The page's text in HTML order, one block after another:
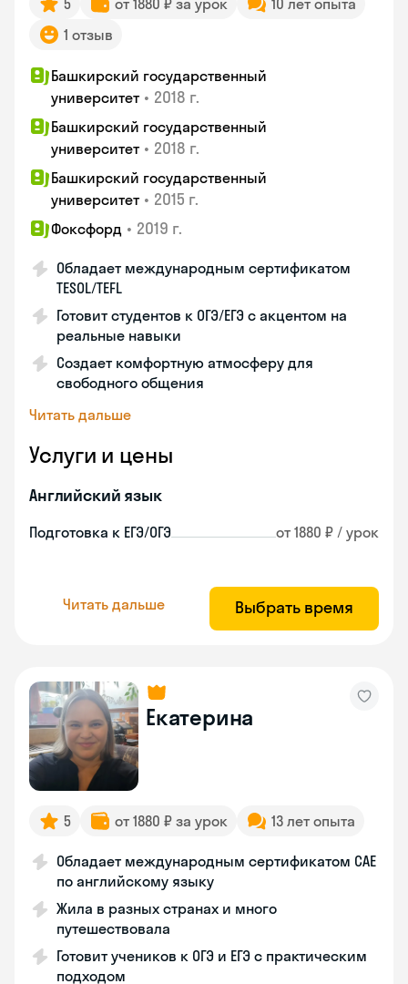
5 от 1880 ₽ за урок
10 лет опыта
1 отзыв
Башкирский государственный
университет • 2018 г.
Башкирский государственный
университет • 2018 г.
Башкирский государственный
университет • 2015 г.
Фоксфорд • 2019 г.
Обладает международным сертификатом
TESOL/TEFL
Готовит студентов к ОГЭ/ЕГЭ с акцентом на
реальные навыки
Создает комфортную атмосферу для
свободного общения
Читать дальше
Услуги и цены
Английский язык
Подготовка к ЕГЭ/ОГЭ от 1880 ₽ / урок
Читать дальше Выбрать время
Екатерина
5 от 1880 ₽ за урок 13 лет опыта
Обладает международным сертификатом CAE
по английскому языку
Жила в разных странах и много
путешествовала
Готовит учеников к ОГЭ и ЕГЭ с практическим
подходом